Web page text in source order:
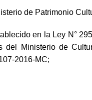
de Patrimonio
en la Ley N°
del Ministerio de
2016-MC;